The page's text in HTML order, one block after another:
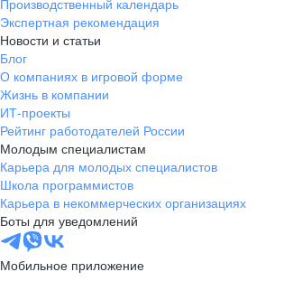
Производственный календарь
Экспертная рекомендация
Новости и статьи
Блог
О компаниях в игровой форме
Жизнь в компании
ИТ-проекты
Рейтинг работодателей России
Молодым специалистам
Карьера для молодых специалистов
Школа программистов
Карьера в некоммерческих организациях
Боты для уведомлений
Мобильное приложение